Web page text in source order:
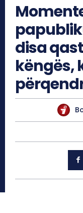
disa
këngës,